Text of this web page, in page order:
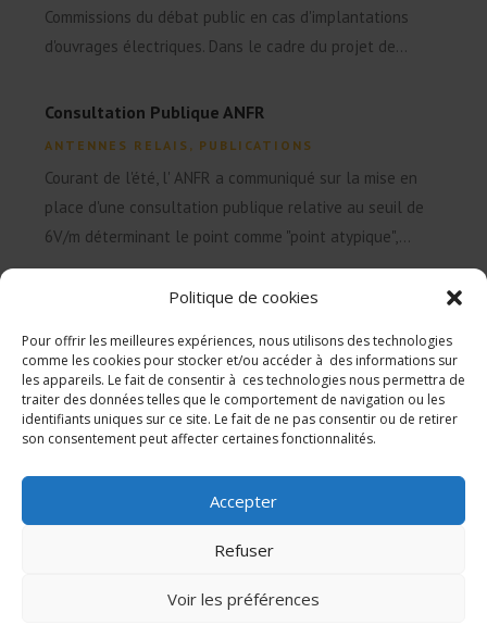
Politique de cookies
Pour offrir les meilleures expériences, nous utilisons des technologies
comme les cookies pour stocker et/ou accéder à des informations sur
les appareils. Le fait de consentir à ces technologies nous permettra de
traiter des données telles que le comportement de navigation ou les
identifiants uniques sur ce site. Le fait de ne pas consentir ou de retirer
son consentement peut affecter certaines fonctionnalités.
Accepter
Refuser
Voir les préférences
Commissions du débat public en cas d'implantations
d'ouvrages électriques. Dans le cadre du projet de...
Consultation Publique ANFR
ANTENNES RELAIS , PUBLICATIONS
Courant de l'été, l' ANFR a communiqué sur la mise en
place d'une consultation publique relative au seuil de
6V/m déterminant le point comme "point atypique",...
Hébergement : Datagitateur
Mentions légales
Politique relative aux cookies (UE)